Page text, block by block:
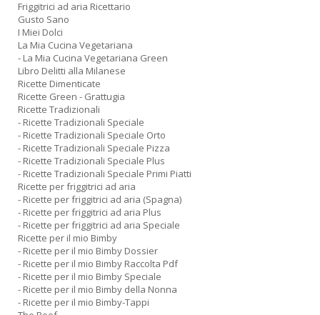
Friggitrici ad aria Ricettario
Gusto Sano
I Miei Dolci
La Mia Cucina Vegetariana
- La Mia Cucina Vegetariana Green
Libro Delitti alla Milanese
Ricette Dimenticate
Ricette Green - Grattugia
Ricette Tradizionali
- Ricette Tradizionali Speciale
- Ricette Tradizionali Speciale Orto
- Ricette Tradizionali Speciale Pizza
- Ricette Tradizionali Speciale Plus
- Ricette Tradizionali Speciale Primi Piatti
Ricette per friggitrici ad aria
- Ricette per friggitrici ad aria (Spagna)
- Ricette per friggitrici ad aria Plus
- Ricette per friggitrici ad aria Speciale
Ricette per il mio Bimby
- Ricette per il mio Bimby Dossier
- Ricette per il mio Bimby Raccolta Pdf
- Ricette per il mio Bimby Speciale
- Ricette per il mio Bimby della Nonna
- Ricette per il mio Bimby-Tappi